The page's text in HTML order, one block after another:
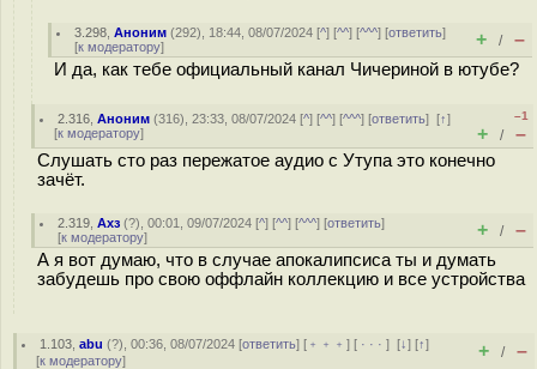
3.298 ,Аноним (292), 18:44, 08/07/2024 [^] [^^] [^^^] [ответить]
[к модератору] + / –
И да, как тебе официальный канал Чичериной в ютубе?
2.316 ,Аноним (316), 23:33, 08/07/2024 [^] [^^] [^^^] [ответить][↑]
[к модератору]
–1
+ / –
Слушать сто раз пережатое аудио с Утупа это конечно
зачёт.
2.319 ,Ахз (?), 00:01, 09/07/2024 [^] [^^] [^^^] [ответить]
[к модератору] + / –
А я вот думаю, что в случае апокалипсиса ты и думать
забудешь про свою оффлайн коллекцию и все устройства
1.103 ,abu (?), 00:36, 08/07/2024 [ответить] [ ﹢﹢﹢] [ · · ·][↓] [↑]
[к модератору] + / –